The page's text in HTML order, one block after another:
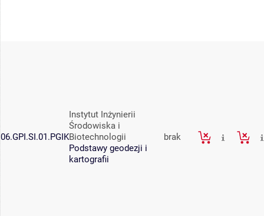
06.GPI.SI.01.PGIK
Instytut Inżynierii
Środowiska i
Biotechnologii
Podstawy geodezji i
kartografii
brak